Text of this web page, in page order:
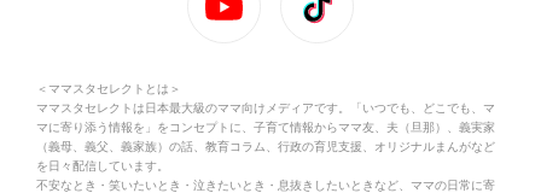
＜ママスタセレクトとは＞
ママスタセレクトは日本最大級のママ向けメディアです。「いつでも、どこでも、マ
マに寄り添う情報を」をコンセプトに、子育て情報からママ友、夫（旦那）、義実家
（義母、義父、義家族）の話、教育コラム、行政の育児支援、オリジナルまんがなど
を日々配信しています。
不安なとき・笑いたいとき・泣きたいとき・息抜きしたいときなど、ママの日常に寄